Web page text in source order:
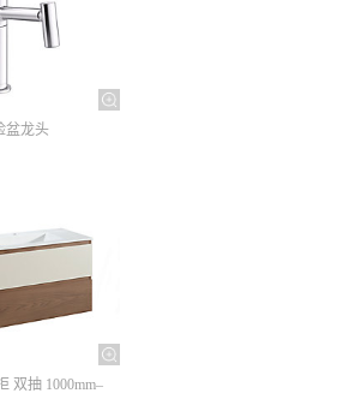
盆龙头
双抽 1000mm–